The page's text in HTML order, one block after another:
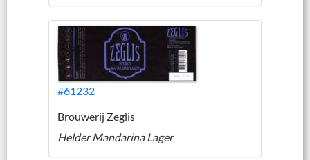
#61232
Brouwerij Zeglis
Helder Mandarina Lager